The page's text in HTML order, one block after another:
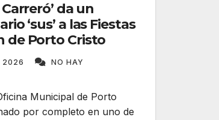
da un
‘sus’ a las Fiestas
de Porto Cristo
2026
NO HAY
Municipal de Porto
por completo en uno de